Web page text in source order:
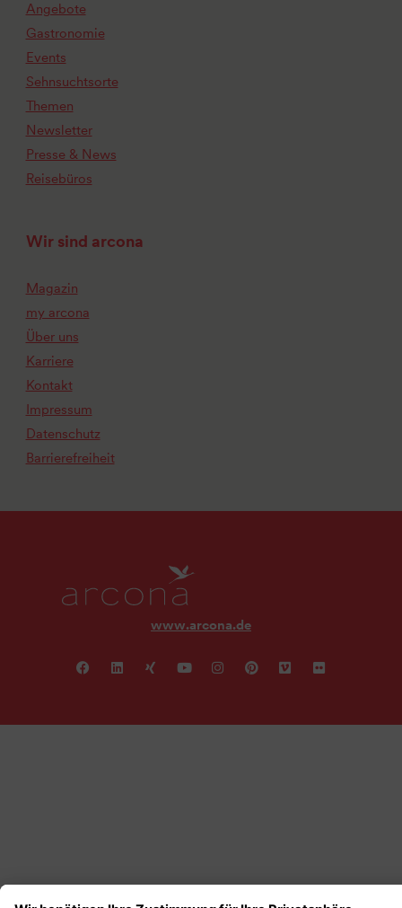
Angebote
Gastronomie
Events
Sehnsuchtsorte
Themen
Newsletter
Presse & News
Reisebüros
Wir sind arcona
Magazin
my arcona
Über uns
Karriere
Kontakt
Impressum
Datenschutz
Barrierefreiheit
www.arcona.de